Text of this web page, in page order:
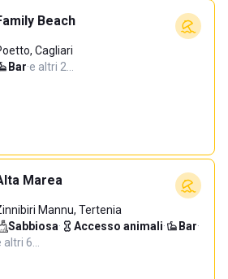
Beach
Cagliari
Bar·e altri 2…
Marea
Mannu, Tertenia
Sabbiosa· Accesso animali· Bar·
altri 6…